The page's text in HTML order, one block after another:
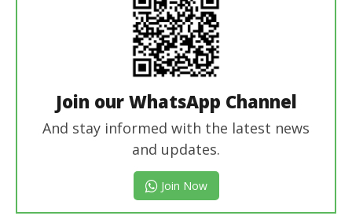
Join our WhatsApp Channel
And stay informed with the latest news
and updates.
Join Now